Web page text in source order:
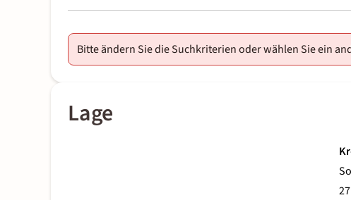
01-02
Bitte ändern Sie die Suchkriterien oder wählen Sie ein
Lage